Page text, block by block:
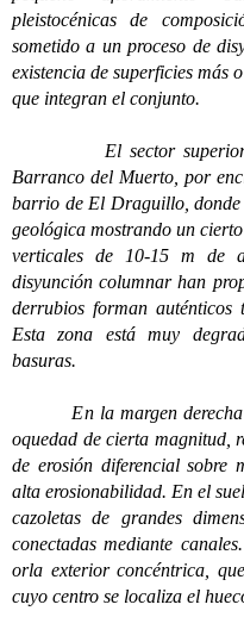
pleistocénicas de
sometido a un proceso de
existencia de superficies más
que integran el conjunto.
El sector superior se
Barranco del Muerto, por
barrio de El Draguillo, donde
geológica mostrando un
verticales de 10-15 m de
disyunción columnar han
derrubios forman auténticos
Esta zona está muy
basuras.
En la margen derecha
oquedad de cierta magnitud,
de erosión diferencial sobre
alta erosionabilidad. En el
cazoletas de grandes
conectadas mediante
orla exterior concéntrica,
cuyo centro se localiza el